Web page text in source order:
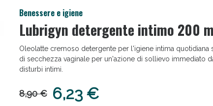
Benessere e igiene
Lubrigyn detergente intimo 200
Oleolatte cremoso detergente per l'igiene intima quotidiana
di secchezza vaginale per un'azione di sollievo immediato
disturbi intimi.
8,90 € 6,23 €
Pancia Piatta: Sconti fino al 55% validi